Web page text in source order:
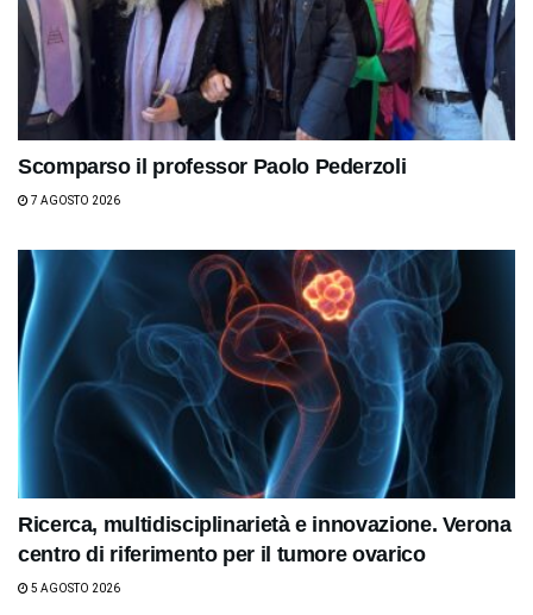
Scomparso il professor Paolo Pederzoli
7 AGOSTO 2026
Ricerca, multidisciplinarietà e innovazione. Verona
centro di riferimento per il tumore ovarico
5 AGOSTO 2026